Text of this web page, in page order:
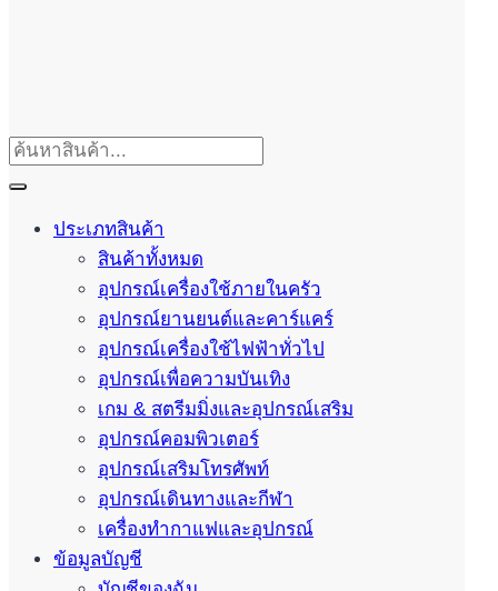
ประเภทสินค้า
สินค้าทั้งหมด
อุปกรณ์เครื่องใช้ภายในครัว
อุปกรณ์ยานยนต์และคาร์แคร์
อุปกรณ์เครื่องใช้ไฟฟ้าทั่วไป
อุปกรณ์เพื่อความบันเทิง
เกม & สตรีมมิ่งและอุปกรณ์เสริม
อุปกรณ์คอมพิวเตอร์
อุปกรณ์เสริมโทรศัพท์
อุปกรณ์เดินทางและกีฬา
เครื่องทำกาแฟและอุปกรณ์
ข้อมูลบัญชี